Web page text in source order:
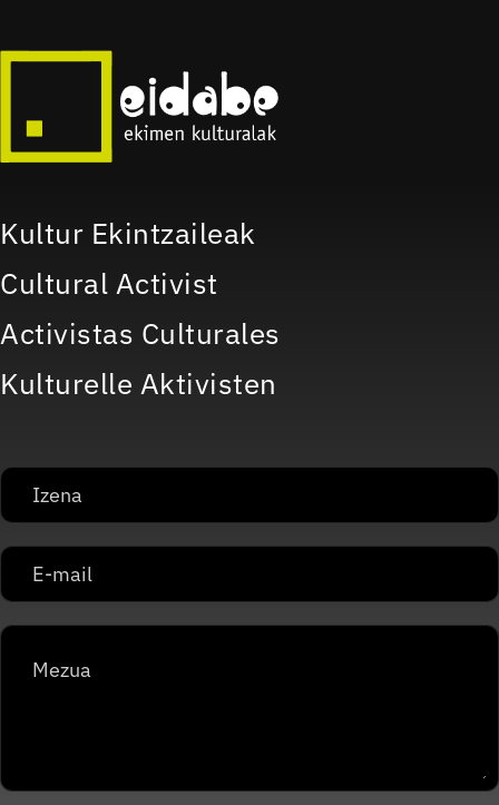
Kultur Ekintzaileak
Cultural Activist
Activistas Culturales
Kulturelle Aktivisten